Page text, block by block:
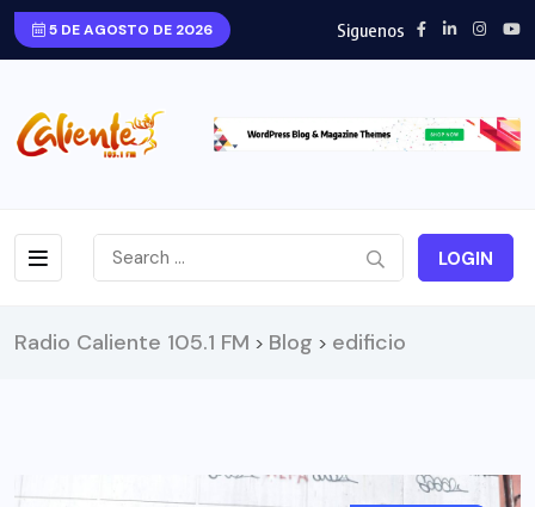
5 DE AGOSTO DE 2026 Siguenos
LOGIN
Radio Caliente 105.1 FM > Blog > edificio